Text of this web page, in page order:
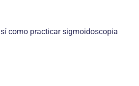
como practicar sigmoidoscopia